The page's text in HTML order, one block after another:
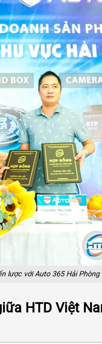
lược với Auto 365 Hải Phòng
HTD Việt